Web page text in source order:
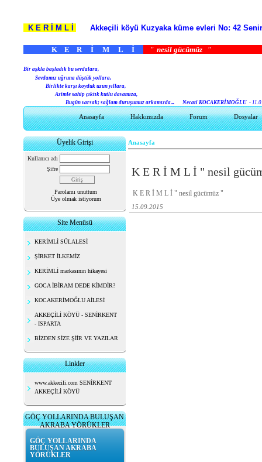
K E R İ M L İ Akkeçili köyü Kuzyaka küme evleri No: 42
K E R İ M L İ " nesil gücümüz
Bir aşkla başladık bu sevdalara,
Sevdamız uğruna düştük yollara,
Birlikte karşı koyduk uzun yıllara,
Azimle sahip çıktık kutlu davamıza,
Bugün varsak; sağlam duruşumuz arkamızda...
Necati KOCAKERİMOĞLU -
Anasayfa Hakkımızda Forum Dosyalar
Üyelik Girişi
Kullanıcı adı
Şifre
Parolamı unuttum
Üye olmak istiyorum
Site Menüsü
KERİMLİ SÜLALESİ
ŞİRKET İLKEMİZ
KERİMLİ markasının hikayesi
GOCA İBİRAM DEDE KİMDİR?
KOCAKERİMOĞLU AİLESİ
AKKEÇİLİ KÖYÜ - SENİRKENT
- ISPARTA
BİZDEN SİZE ŞİİR VE YAZILAR
Linkler
www.akkecili.com SENİRKENT
AKKEÇİLİ KÖYÜ
GÖÇ YOLLARINDA BULUŞAN
AKRABA YÖRÜKLER
GÖÇ YOLLARINDA
BULUŞAN AKRABA
YÖRÜKLER
Anasayfa
K E R İ M L İ " nesil
K E R İ M L İ " nesil gücümüz "
15.09.2015